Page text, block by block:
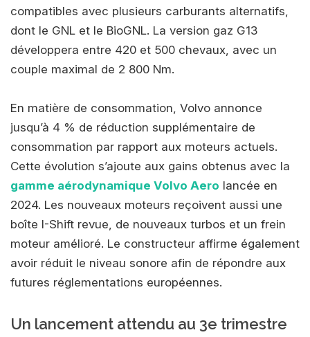
compatibles avec plusieurs carburants alternatifs,
dont le GNL et le BioGNL. La version gaz G13
développera entre 420 et 500 chevaux, avec un
couple maximal de 2 800 Nm.
En matière de consommation, Volvo annonce
jusqu’à 4 % de réduction supplémentaire de
consommation par rapport aux moteurs actuels.
Cette évolution s’ajoute aux gains obtenus avec la
gamme aérodynamique Volvo Aero lancée en
2024. Les nouveaux moteurs reçoivent aussi une
boîte I-Shift revue, de nouveaux turbos et un frein
moteur amélioré. Le constructeur affirme également
avoir réduit le niveau sonore afin de répondre aux
futures réglementations européennes.
Un lancement attendu au 3e trimestre